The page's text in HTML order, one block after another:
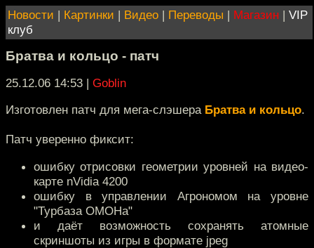
Новости | Картинки | Видео | Переводы | Магазин | VIP
клуб
Братва и кольцо - патч
25.12.06 14:53 | Goblin
Изготовлен патч для мега-слэшера Братва и кольцо.
Патч уверенно фиксит:
ошибку отрисовки геометрии уровней на видео-
карте nVidia 4200
ошибку в управлении Агрономом на уровне
"Турбаза ОМОНа"
и даёт возможность сохранять атомные
скриншоты из игры в формате jpeg